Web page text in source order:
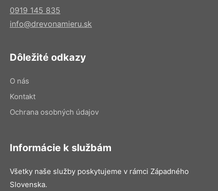
0919 145 835
info@drevonamieru.sk
Dôležité odkazy
O nás
Kontakt
Ochrana osobných údajov
Informácie k službám
Všetky naše služby poskytujeme v rámci Západného
Slovenska.